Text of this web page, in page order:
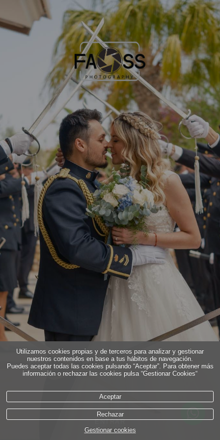
ENTRAR
Utilizamos cookies propias y de terceros para analizar y gestionar
nuestros contenidos en base a tus hábitos de navegación.
Puedes aceptar todas las cookies pulsando “Aceptar”. Para obtener más
información o rechazar las cookies pulsa “Gestionar Cookies“
Aceptar
Rechazar
Gestionar cookies